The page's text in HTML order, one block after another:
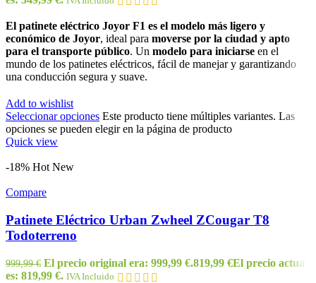
El patinete eléctrico Joyor F1 es el modelo más ligero y
económico de Joyor, ideal para moverse por la ciudad y apto
para el transporte público. Un modelo para iniciarse en el
mundo de los patinetes eléctricos, fácil de manejar y garantizando
una conducción segura y suave.
Add to wishlist
Seleccionar opciones Este producto tiene múltiples variantes. Las
opciones se pueden elegir en la página de producto
Quick view
-18% Hot New
Compare
Patinete Eléctrico Urban Zwheel ZCougar T8
Todoterreno
999,99€ El precio original era: 999,99 €.819,99 €El precio actual
es: 819,99 €. IVA Incluido